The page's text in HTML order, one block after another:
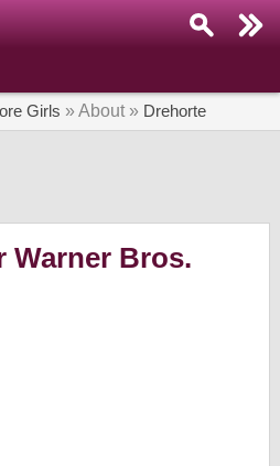
Girls » About » Drehorte
Warner Bros.
SERIEN